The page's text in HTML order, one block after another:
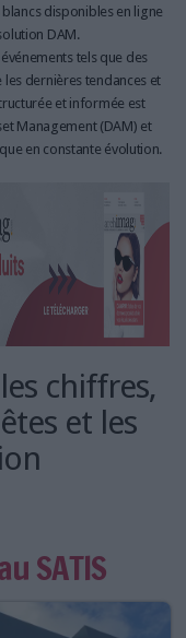
disponibles en ligne
DAM.
tels que des
dernières tendances et
et informée est
Management (DAM) et
en constante évolution.
chiffres,
et les
SATIS